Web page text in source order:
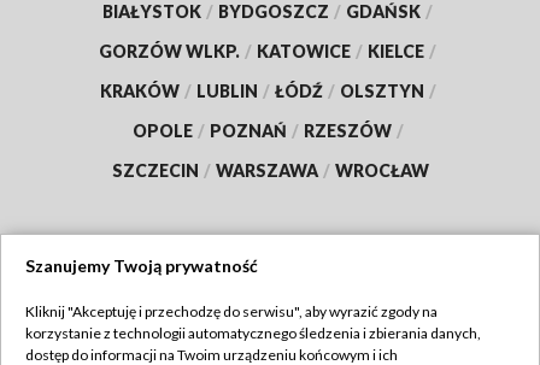
BIAŁYSTOK / BYDGOSZCZ / GDAŃSK /
GORZÓW WLKP. / KATOWICE / KIELCE /
KRAKÓW / LUBLIN / ŁÓDŹ / OLSZTYN /
OPOLE / POZNAŃ / RZESZÓW /
SZCZECIN / WARSZAWA / WROCŁAW
TVP
Szanujemy Twoją prywatność
Kliknij "Akceptuję i przechodzę do serwisu", aby wyrazić zgody na
korzystanie z technologii automatycznego śledzenia i zbierania danych,
dostęp do informacji na Twoim urządzeniu końcowym i ich